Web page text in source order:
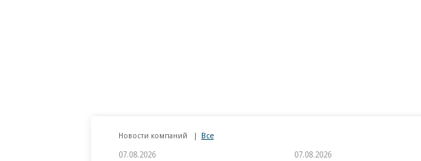
Новости компаний Все
07.08.2026 07.08.2026